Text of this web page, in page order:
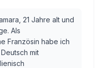
21 Jahre alt und
Als
Französin habe ich
mit